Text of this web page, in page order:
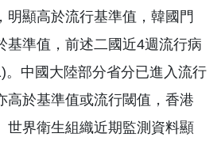
明顯高於流行基準值，韓國門
基準值，前述二國近4週流行病
。中國大陸部分省分已進入流行
高於基準值或流行閾值，香港
世界衛生組織近期監測資料顯